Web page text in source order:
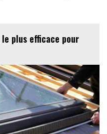
plus efficace pour